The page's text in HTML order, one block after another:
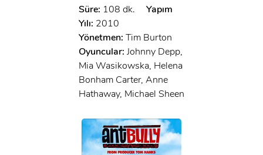
Süre: 108 dk.
Yapım
Yılı: 2010
Yönetmen: Tim Burton
Oyuncular: Johnny Depp,
Mia Wasikowska, Helena
Bonham Carter, Anne
Hathaway, Michael Sheen